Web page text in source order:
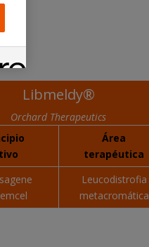
Libmeldy®
Orchard Therapeutics
Área
terapéutica
Leucodistrofia
metacromática